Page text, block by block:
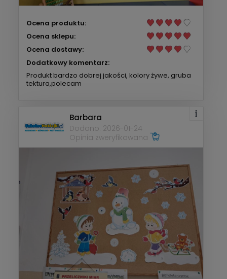
Ocena produktu:
Ocena sklepu:
Ocena dostawy:
Dodatkowy komentarz:
Produkt bardzo dobrej jakości, kolory żywe, gruba
tektura,polecam
Barbara
Dodano: 2026-01-24
Opinia zweryfikowana